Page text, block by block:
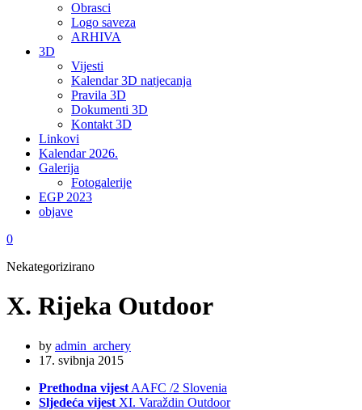
Obrasci
Logo saveza
ARHIVA
3D
Vijesti
Kalendar 3D natjecanja
Pravila 3D
Dokumenti 3D
Kontakt 3D
Linkovi
Kalendar 2026.
Galerija
Fotogalerije
EGP 2023
objave
0
Nekategorizirano
X. Rijeka Outdoor
by admin_archery
17. svibnja 2015
Prethodna vijest AAFC /2 Slovenia
Sljedeća vijest XI. Varaždin Outdoor